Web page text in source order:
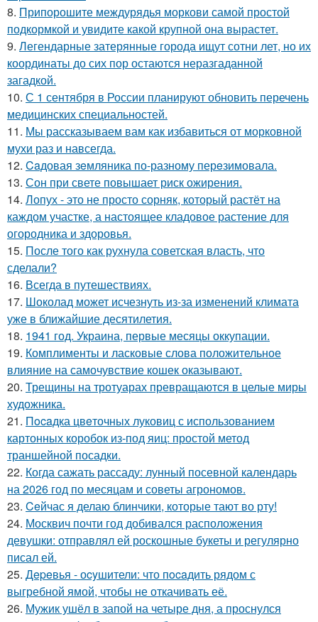
8. Припорошите междурядья моркови самой простой
подкормкой и увидите какой крупной она вырастет.
9. Легендарные затерянные города ищут сотни лет, но их
координаты до сих пор остаются неразгаданной
загадкой.
10. С 1 сентября в России планируют обновить перечень
медицинских специальностей.
11. Мы рассказываем вам как избавиться от морковной
мухи раз и навсегда.
12. Caдовая зeмляника по-разному перeзимовала.
13. Сон при свете повышает риск ожирения.
14. Лопух - это не просто сорняк, который растёт на
каждом участке, а настоящее кладовое растение для
огородника и здоровья.
15. После того как рухнула советская власть, что
сделали?
16. Всегда в путешествиях.
17. Шоколад может исчезнуть из-за изменений климата
уже в ближайшие десятилетия.
18. 1941 год. Украина, первые месяцы оккупации.
19. Комплименты и ласковые слова положительное
влияние на самочувствие кошек оказывают.
20. Трещины на тротуарах превращаются в целые миры
художника.
21. Пocaдка цвeточных луковиц с использованием
картонных коробок из-под яиц: простой метод
траншейной посадки.
22. Когда сажать рассаду: лунный посевной календарь
на 2026 год по месяцам и советы агрономов.
23. Ceйчас я делаю блинчики, которые тают во рту!
24. Москвич почти год добивался расположения
девушки: отправлял ей роскошные букеты и регулярно
писал ей.
25. Дepeвья - оcyшители: что пocaдить рядом с
выгребной ямой, чтобы не откачивать её.
26. Мужик ушёл в запой на четыре дня, а проснулся